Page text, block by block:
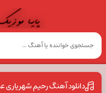
دانلود آهنگ رحیم